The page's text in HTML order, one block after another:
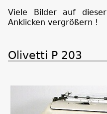
Viele Bilder auf
Anklicken vergrößern !
Olivetti P 203